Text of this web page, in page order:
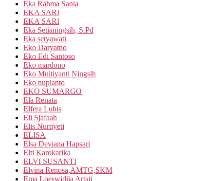
Eka Rahma Sania
EKA SARI
EKA SARI
Eka Setianingsih, S.Pd
Eka setyawati
Eko Daryatno
Eko Edi Santoso
Eko mardono
Eko Multiyanti Ningsih
Eko nupianto
EKO SUMARGO
Ela Renata
Elfera Lubis
Eli Sjafaah
Elis Nurtiyeti
ELISA
Elsa Deviana Hapsari
Elti Karokarika
ELVI SUSANTI
Elvina Renosa,AMTG,SKM
Ema Loeswidija Artati